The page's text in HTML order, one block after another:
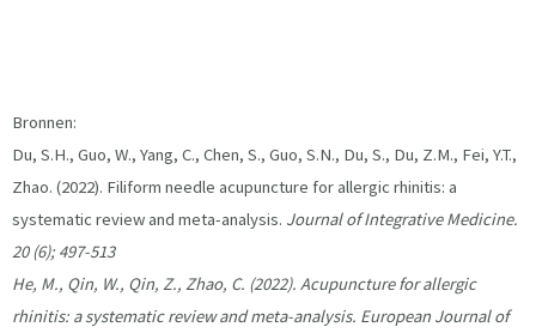
Bronnen:
Du, S.H., Guo, W., Yang, C., Chen, S., Guo, S.N., Du, S., Du, Z.M., Fei, Y.T.,
Zhao. (2022). Filiform needle acupuncture for allergic rhinitis: a
systematic review and meta-analysis. Journal of Integrative Medicine.
20 (6); 497-513
He, M., Qin, W., Qin, Z., Zhao, C. (2022). Acupuncture for allergic
rhinitis: a systematic review and meta-analysis. European Journal of